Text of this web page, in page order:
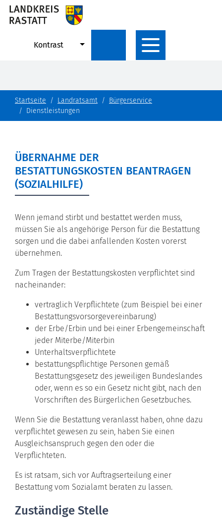
Kontrast
Startseite Landratsamt
Bürgerservice
Dienstleistungen
ÜBERNAHME DER
BESTATTUNGSKOSTEN BEANTRAGEN
(SOZIALHILFE)
Wenn jemand stirbt und bestattet werden muss,
müssen Sie als angehörige Person für die Bestattung
sorgen und die dabei anfallenden Kosten vorerst
übernehmen.
Zum Tragen der Bestattungskosten verpflichtet sind
nacheinander:
vertraglich Verpflichtete (zum Beispiel bei einer
Bestattungsvorsorgevereinbarung)
der Erbe/Erbin und bei einer Erbengemeinschaft
jeder Miterbe/Miterbin
Unterhaltsverpflichtete
bestattungspflichtige Personen gemäß
Bestattungsgesetz des jeweiligen Bundeslandes
oder, wenn es so ein Gesetz nicht gibt, nach den
Vorschriften des Bürgerlichen Gesetzbuches.
Wenn Sie die Bestattung veranlasst haben, ohne dazu
verpflichtet gewesen zu sein, haben Sie einen
Ausgleichsanspruch gegen den oder die
Verpflichteten.
Es ist ratsam, sich vor Auftragserteilung einer
Bestattung vom Sozialamt beraten zu lassen.
Zuständige Stelle